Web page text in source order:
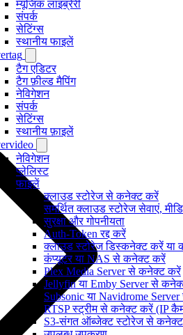
म्यूजिक लाइब्रेरी
संपर्क
सेटिंग्स
स्थानीय फाइलें
टैग एडिटर
टैग फ़ील्ड मैपिंग
नेविगेशन
संपर्क
सेटिंग्स
स्थानीय फ़ाइलें
नेविगेशन
प्लेलिस्ट
फाइलें
क्लाउड स्टोरेज से कनेक्ट करें
समर्थित क्लाउड स्टोरेज सेवाएं,
सुरक्षा और गोपनीयता
Auth-Token रद्द करें
क्लाउड स्टोरेज डिस्कनेक्ट करें या
कंप्यूटर या NAS से कनेक्ट करें
Plex Media Server से कनेक्ट करें
Jellyfin या Emby Server से
Subsonic या Navidrome
RTSP स्ट्रीम से कनेक्ट करें (IP
S3-संगत ऑब्जेक्ट स्टोरेज से